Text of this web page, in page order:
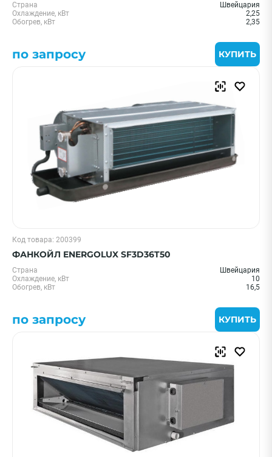
Страна
Швейцария
Охлаждение, кВт
2,25
Обогрев, кВт
2,35
по запросу КУПИТЬ
Код товара: 200399
ФАНКОЙЛ ENERGOLUX SF3D36T50
Страна
Швейцария
Охлаждение, кВт
10
Обогрев, кВт
16,5
по запросу КУПИТЬ